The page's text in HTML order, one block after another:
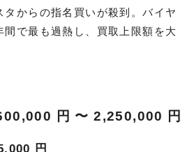
タからの指名買いが殺到。バイヤ
間で最も過熱し、買取上限額を大
円 〜 2,250,000 円
円